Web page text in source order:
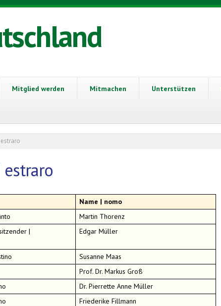
Mitglied werden Mitmachen Unterstützen
Name | nomo
Martin Thorenz
|
Edgar Müller
Susanne Maas
Prof. Dr. Markus Groß
Dr. Pierrette Anne Müller
Friederike Fillmann